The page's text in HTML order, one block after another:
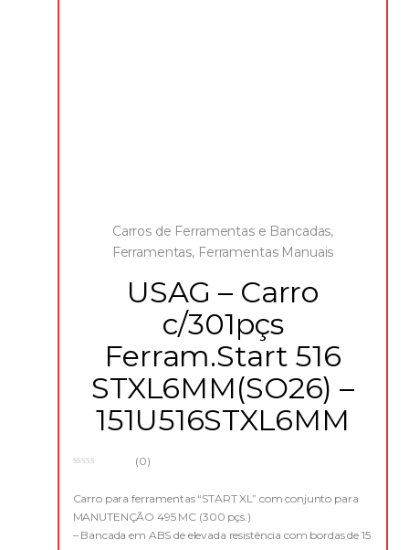
Carros de Ferramentas e Bancadas,
Ferramentas, Ferramentas Manuais
USAG – Carro
c/301pçs
Ferram.Start 516
STXL6MM(SO26) –
151U516STXL6MM
u
o
(0)
Carro para ferramentas “START XL” com conjunto para
MANUTENÇÃO 495 MC (300 pçs.)
– Bancada em ABS de elevada resistência com bordas de 15